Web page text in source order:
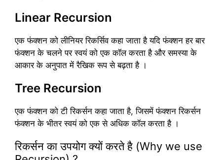
Linear Recursion
एक फंक्शन को लीनियर रिकर्सिव कहा जाता है यदि फंक्शन हर बार
फंक्शन के चलने पर स्वयं को एक कॉल करता है और समस्या के
आकार के अनुपात में रैखिक रूप से बढ़ता है ।
Tree Recursion
एक फंक्शन को टी रिकर्सन कहा जाता है, जिसमें फंक्शन रिकर्सन
फंक्शन के भीतर स्वयं को एक से अधिक कॉल करता है ।
रिकर्सन का उपयोग क्यों करते है (Why we use